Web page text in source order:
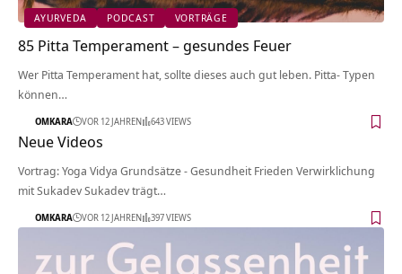
AYURVEDA PODCAST VORTRÄGE
85 Pitta Temperament – gesundes Feuer
Wer Pitta Temperament hat, sollte dieses auch gut leben. Pitta- Typen
können…
OMKARA VOR 12 JAHREN 643 VIEWS
Neue Videos
Vortrag: Yoga Vidya Grundsätze - Gesundheit Frieden Verwirklichung
mit Sukadev Sukadev trägt…
OMKARA VOR 12 JAHREN 397 VIEWS